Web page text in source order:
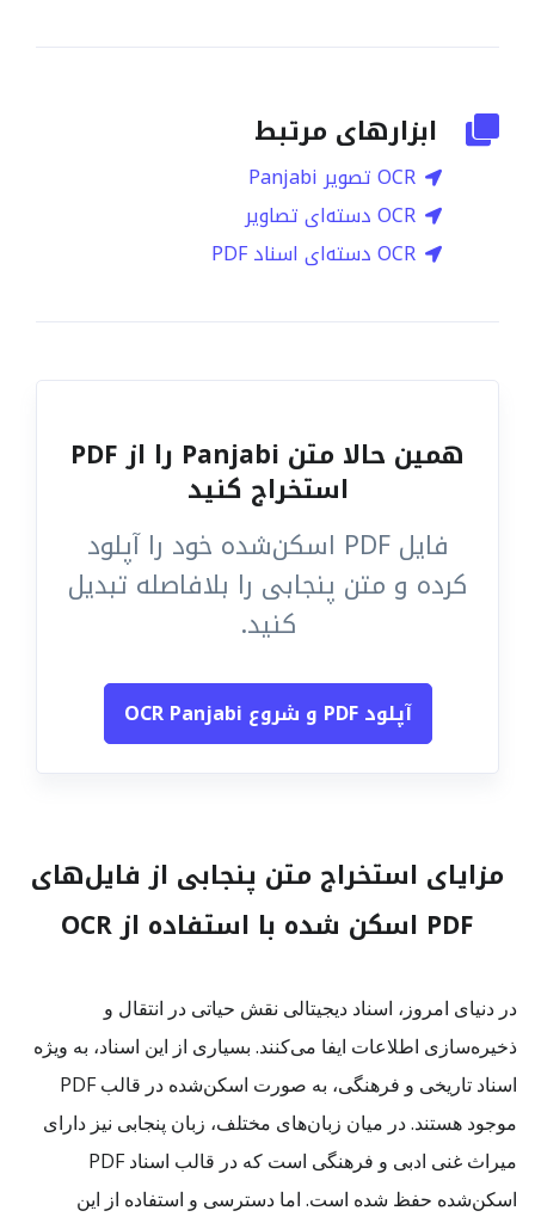
ابزارهای مرتبط
OCR تصویر Panjabi
OCR دسته‌ای تصاویر
OCR دسته‌ای اسناد PDF
همین حالا متن Panjabi را از PDF
استخراج کنید
فایل PDF اسکن‌شده خود را آپلود
کرده و متن پنجابی را بلافاصله تبدیل
کنید.
آپلود PDF و شروع OCR Panjabi
مزایای استخراج متن پنجابی از فایل‌های
PDF اسکن شده با استفاده از OCR
در دنیای امروز، اسناد دیجیتالی نقش حیاتی در انتقال و
ذخیره‌سازی اطلاعات ایفا می‌کنند. بسیاری از این اسناد، به ویژه
اسناد تاریخی و فرهنگی، به صورت اسکن‌شده در قالب PDF
موجود هستند. در میان زبان‌های مختلف، زبان پنجابی نیز دارای
میراث غنی ادبی و فرهنگی است که در قالب اسناد PDF
اسکن‌شده حفظ شده است. اما دسترسی و استفاده از این